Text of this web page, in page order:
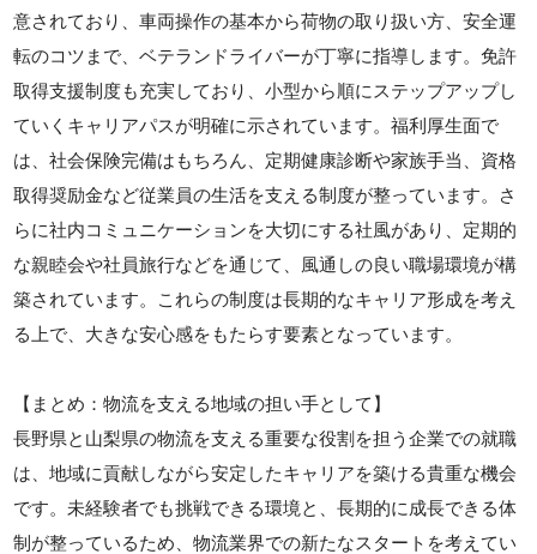
意されており、車両操作の基本から荷物の取り扱い方、安全運
転のコツまで、ベテランドライバーが丁寧に指導します。免許
取得支援制度も充実しており、小型から順にステップアップし
ていくキャリアパスが明確に示されています。福利厚生面で
は、社会保険完備はもちろん、定期健康診断や家族手当、資格
取得奨励金など従業員の生活を支える制度が整っています。さ
らに社内コミュニケーションを大切にする社風があり、定期的
な親睦会や社員旅行などを通じて、風通しの良い職場環境が構
築されています。これらの制度は長期的なキャリア形成を考え
る上で、大きな安心感をもたらす要素となっています。
【まとめ：物流を支える地域の担い手として】
長野県と山梨県の物流を支える重要な役割を担う企業での就職
は、地域に貢献しながら安定したキャリアを築ける貴重な機会
です。未経験者でも挑戦できる環境と、長期的に成長できる体
制が整っているため、物流業界での新たなスタートを考えてい